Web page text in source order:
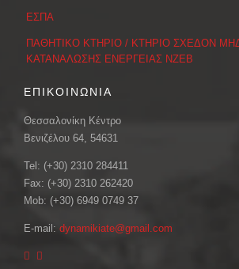
ΕΣΠΑ
ΠΑΘΗΤΙΚΟ ΚΤΗΡΙΟ / ΚΤΗΡΙΟ ΣΧΕΔΟΝ
ΚΑΤΑΝΑΛΩΣΗΣ ΕΝΕΡΓΕΙΑΣ ΝΖΕΒ
ΕΠΙΚΟΙΝΩΝΙΑ
Θεσσαλονίκη Κέντρο
Βενιζέλου 64, 54631
Tel: (+30) 2310 284411
Fax: (+30) 2310 262420
Mob: (+30) 6949 0749 37
E-mail: dynamikiate@gmail.com